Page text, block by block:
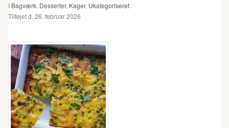
I Bagværk, Desserter, Kager, Ukategoriseret
Tilføjet d. 26. februar 2026